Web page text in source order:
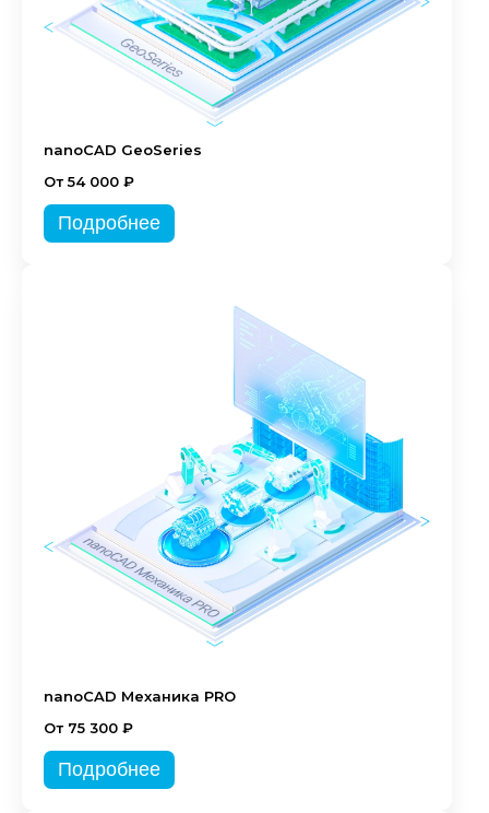
nanoCAD GeoSeries
От 54 000 ₽
Подробнее
nanoCAD Механика PRO
От 75 300 ₽
Подробнее